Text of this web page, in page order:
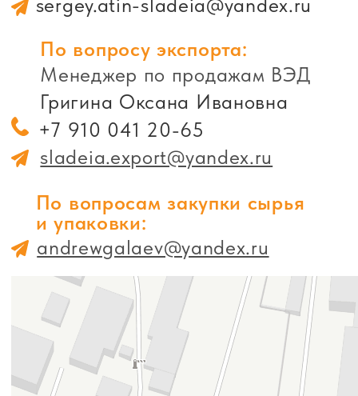
Политика в отношении обработки и
защиты персональных данных
© 2026 «СЛАДЕЯ»